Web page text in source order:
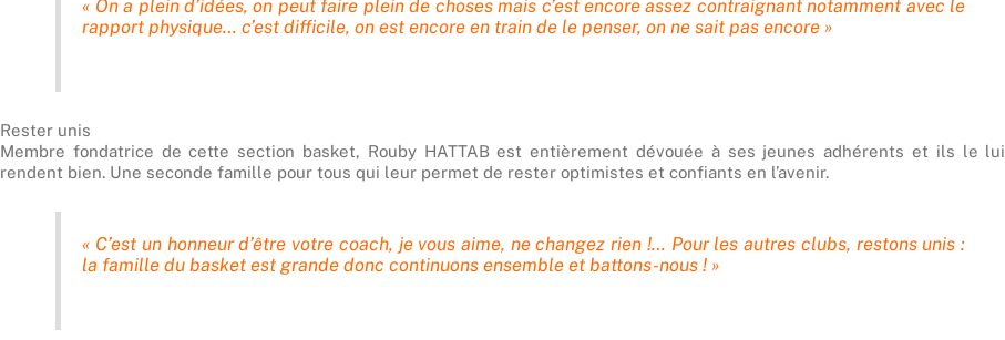
« On a plein d’idées, on peut faire plein de choses mais c’est encore assez contraignant notamment avec le
rapport physique… c’est difficile, on est encore en train de le penser, on ne sait pas encore »
Rester unis
Membre fondatrice de cette section basket, Rouby HATTAB est entièrement dévouée à ses jeunes adhérents et ils le lui
rendent bien. Une seconde famille pour tous qui leur permet de rester optimistes et confiants en l’avenir.
« C’est un honneur d’être votre coach, je vous aime, ne changez rien !… Pour les autres clubs, restons unis :
la famille du basket est grande donc continuons ensemble et battons-nous ! »